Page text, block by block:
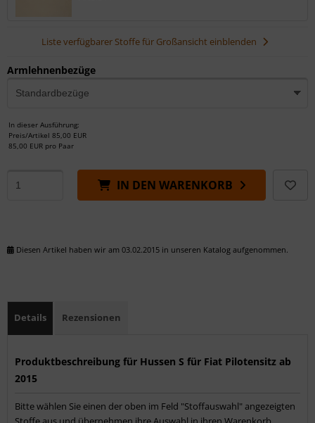
Liste verfügbarer Stoffe für Großansicht einblenden
Armlehnenbezüge
In dieser Ausführung:
Preis/Artikel 85,00 EUR
85,00 EUR pro Paar
IN DEN WARENKORB
Diesen Artikel haben wir am 03.02.2015 in unseren Katalog aufgenommen.
Details Rezensionen
Produktbeschreibung für Hussen S für Fiat Pilotensitz ab
2015
Bitte wählen Sie einen der oben im Feld "Stoffauswahl" angezeigten